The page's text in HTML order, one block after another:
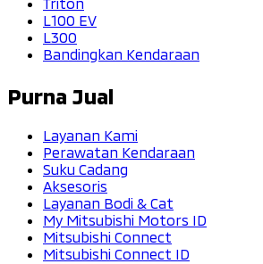
Triton
L100 EV
L300
Bandingkan Kendaraan
Purna Jual
Layanan Kami
Perawatan Kendaraan
Suku Cadang
Aksesoris
Layanan Bodi & Cat
My Mitsubishi Motors ID
Mitsubishi Connect
Mitsubishi Connect ID